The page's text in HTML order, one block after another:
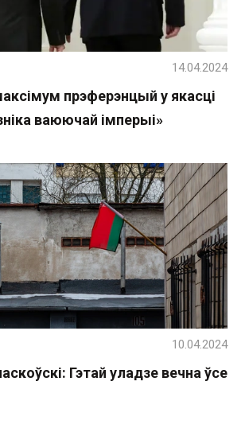
прэферэнцый у якасці
ваюючай імперыі»
14.04.2024
Гэтай уладзе вечна ўсе
10.04.2024